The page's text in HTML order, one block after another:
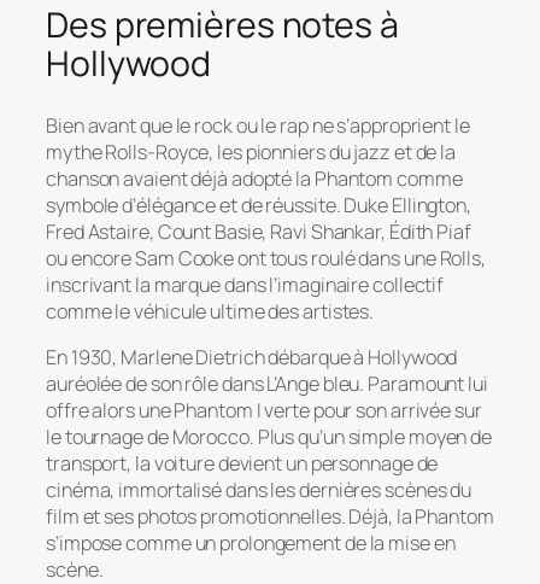
Des premières notes à
Hollywood
Bien avant que le rock ou le rap ne s’approprient le
mythe Rolls-Royce, les pionniers du jazz et de la
chanson avaient déjà adopté la Phantom comme
symbole d’élégance et de réussite. Duke Ellington,
Fred Astaire, Count Basie, Ravi Shankar, Édith Piaf
ou encore Sam Cooke ont tous roulé dans une Rolls,
inscrivant la marque dans l’imaginaire collectif
comme le véhicule ultime des artistes.
En 1930, Marlene Dietrich débarque à Hollywood
auréolée de son rôle dansL’Ange bleu. Paramount lui
offre alors une Phantom I verte pour son arrivée sur
le tournage deMorocco. Plus qu’un simple moyen de
transport, la voiture devient un personnage de
cinéma, immortalisé dans les dernières scènes du
film et ses photos promotionnelles. Déjà, la Phantom
s’impose comme un prolongement de la mise en
scène.